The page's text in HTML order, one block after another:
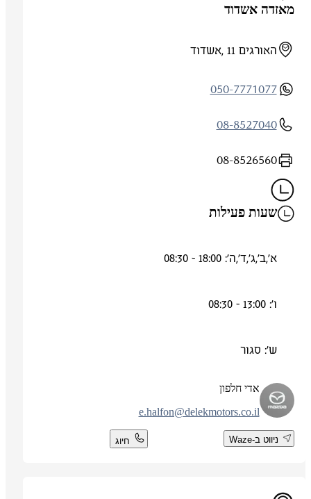
מאזדה אשדוד
האורגים 11 ,אשדוד
050-7771077
08-8527040
08-8526560
שעות פעילות
א',ב',ג',ד',ה': 18:00 - 08:30
ש': סגור
אדי חלפון
e.halfon@delekmotors.co.il
ניווט ב-Waze חיוג